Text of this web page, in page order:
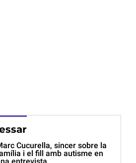
Cucurella, sincer sobre la
i el fill amb autisme en